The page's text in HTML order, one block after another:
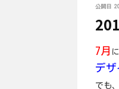
公開日
7月
デザ
でも、